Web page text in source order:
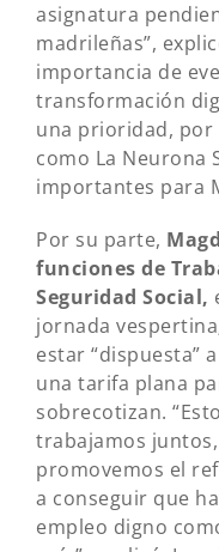
asignatura
madrileñas”,
importancia de
transformación
una prioridad, por
como La Neurona
importantes para
Por su parte,
funciones de
Seguridad Social,
jornada vespertina
estar “dispuesta”
una tarifa plana
sobrecotizan.
trabajamos
promovemos el
a conseguir que
empleo digno